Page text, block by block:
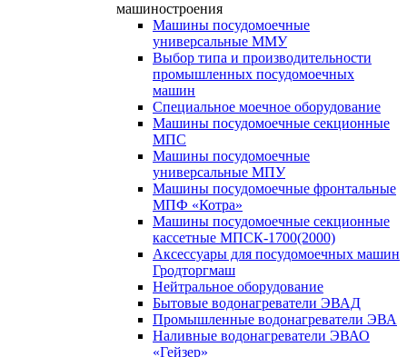
машиностроения
Машины посудомоечные
универсальные ММУ
Выбор типа и производительности
промышленных посудомоечных
машин
Специальное моечное оборудование
Машины посудомоечные секционные
МПС
Машины посудомоечные
универсальные МПУ
Машины посудомоечные фронтальные
МПФ «Котра»
Машины посудомоечные секционные
кассетные МПСК-1700(2000)
Аксессуары для посудомоечных машин
Гродторгмаш
Нейтральное оборудование
Бытовые водонагреватели ЭВАД
Промышленные водонагреватели ЭВА
Наливные водонагреватели ЭВАО
«Гейзер»